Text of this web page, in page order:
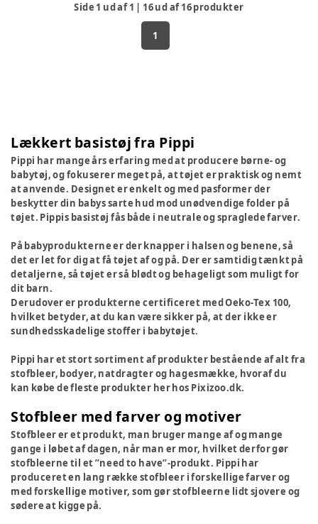
Side 1 ud af1 | 16ud af16produkter
1
Lækkert basistøj fra Pippi
Pippi har mange års erfaring med at producere børne- og
babytøj, og fokuserer meget på, at tøjet er praktisk og nemt
at anvende. Designet er enkelt og med pasformer der
beskytter din babys sarte hud mod unødvendige folder på
tøjet. Pippis basistøj fås både i neutrale og spraglede farver.
På babyprodukterne er der knapper i halsen og benene, så
det er let for dig at få tøjet af og på. Der er samtidig tænkt på
detaljerne, så tøjet er så blødt og behageligt som muligt for
dit barn.
Derudover er produkterne certificeret med Oeko-Tex 100,
hvilket betyder, at du kan være sikker på, at der ikke er
sundhedsskadelige stoffer i babytøjet.
Pippi har et stort sortiment af produkter bestående af alt fra
stofbleer, bodyer, natdragter og hagesmække, hvoraf du
kan købe de fleste produkter her hos Pixizoo.dk.
Stofbleer med farver og motiver
Stofbleer er et produkt, man bruger mange af og mange
gange i løbet af dagen, når man er mor, hvilket derfor gør
stofbleerne til et ”need to have”-produkt. Pippi har
produceret en lang række stofbleer i forskellige farver og
med forskellige motiver, som gør stofbleerne lidt sjovere og
sødere at kigge på.